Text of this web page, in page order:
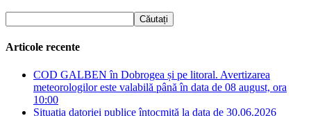
Articole recente
COD GALBEN în Dobrogea și pe litoral. Avertizarea
meteorologilor este valabilă până în data de 08 august, ora
10:00
Situația datoriei publice întocmită la data de 30.06.2026